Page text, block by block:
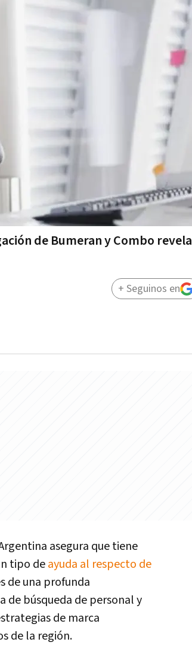
de Bumeran y Combo revela
+ Seguinos en
asegura que tiene
tipo deayuda al respecto de
de una profunda
búsqueda de personal y
de marca
de la región.